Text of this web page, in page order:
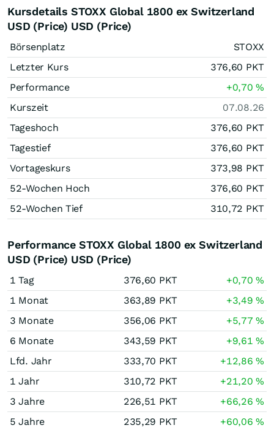
Kursdetails STOXX Global 1800 ex Switzerland
USD (Price) USD (Price)
Börsenplatz
STOXX
Letzter Kurs
376,60 PKT
Performance
+0,70%
Kurszeit
07.08.26
Tageshoch
376,60 PKT
Tagestief
376,60 PKT
Vortageskurs
373,98 PKT
52-Wochen Hoch
376,60 PKT
52-Wochen Tief
310,72 PKT
Performance STOXX Global 1800 ex Switzerland
USD (Price) USD (Price)
1 Tag 376,60 PKT +0,70%
1 Monat
363,89 PKT +3,49%
3 Monate
356,06 PKT +5,77%
6 Monate
343,59 PKT +9,61%
Lfd. Jahr
333,70 PKT +12,86%
1 Jahr
310,72 PKT +21,20%
3 Jahre
226,51 PKT +66,26%
5 Jahre
235,29 PKT +60,06%